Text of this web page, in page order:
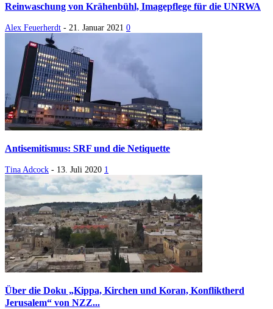
Reinwaschung von Krähenbühl, Imagepflege für die UNRWA
Alex Feuerherdt - 21. Januar 2021 0
Antisemitismus: SRF und die Netiquette
Tina Adcock - 13. Juli 2020 1
Über die Doku „Kippa, Kirchen und Koran, Konfliktherd
Jerusalem“ von NZZ...